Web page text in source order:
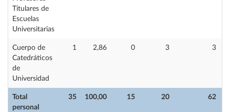
Total
personal
35 100,00 15 20 62
Titulares de
Escuelas
Universitarias
Cuerpo de
Catedráticos
de
Universidad
1 2,86 0 3 3